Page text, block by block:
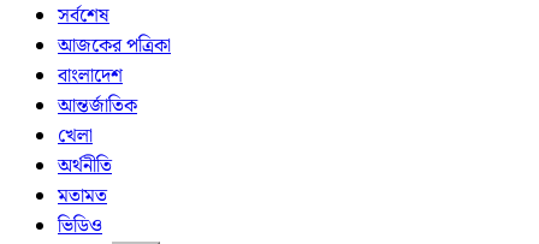
সর্বশেষ
আজকের পত্রিকা
বাংলাদেশ
আন্তর্জাতিক
খেলা
অর্থনীতি
মতামত
ভিডিও